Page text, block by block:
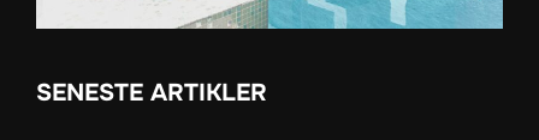
SENESTE ARTIKLER